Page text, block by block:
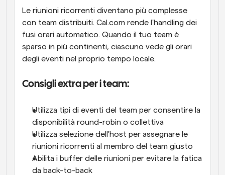
Le riunioni ricorrenti diventano più complesse
con team distribuiti. Cal.com rende l'handling dei
fusi orari automatico. Quando il tuo team è
sparso in più continenti, ciascuno vede gli orari
degli eventi nel proprio tempo locale.
Consigli extra per i team:
Utilizza tipi di eventi del team per consentire la
disponibilità round-robin o collettiva
Utilizza selezione dell'host per assegnare le
riunioni ricorrenti al membro del team giusto
Abilita i buffer delle riunioni per evitare la fatica
da back-to-back